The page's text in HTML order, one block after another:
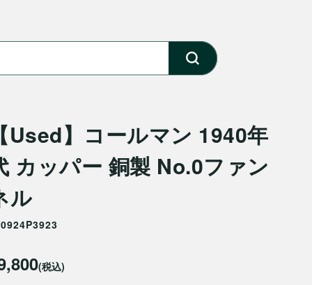
Used】コールマン 1940年
カッパー 銅製 No.0ファン
ル
(税込)